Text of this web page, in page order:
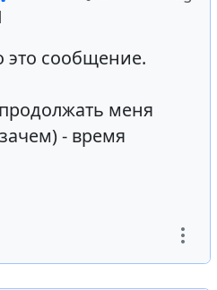
это сообщение.
меня
- время